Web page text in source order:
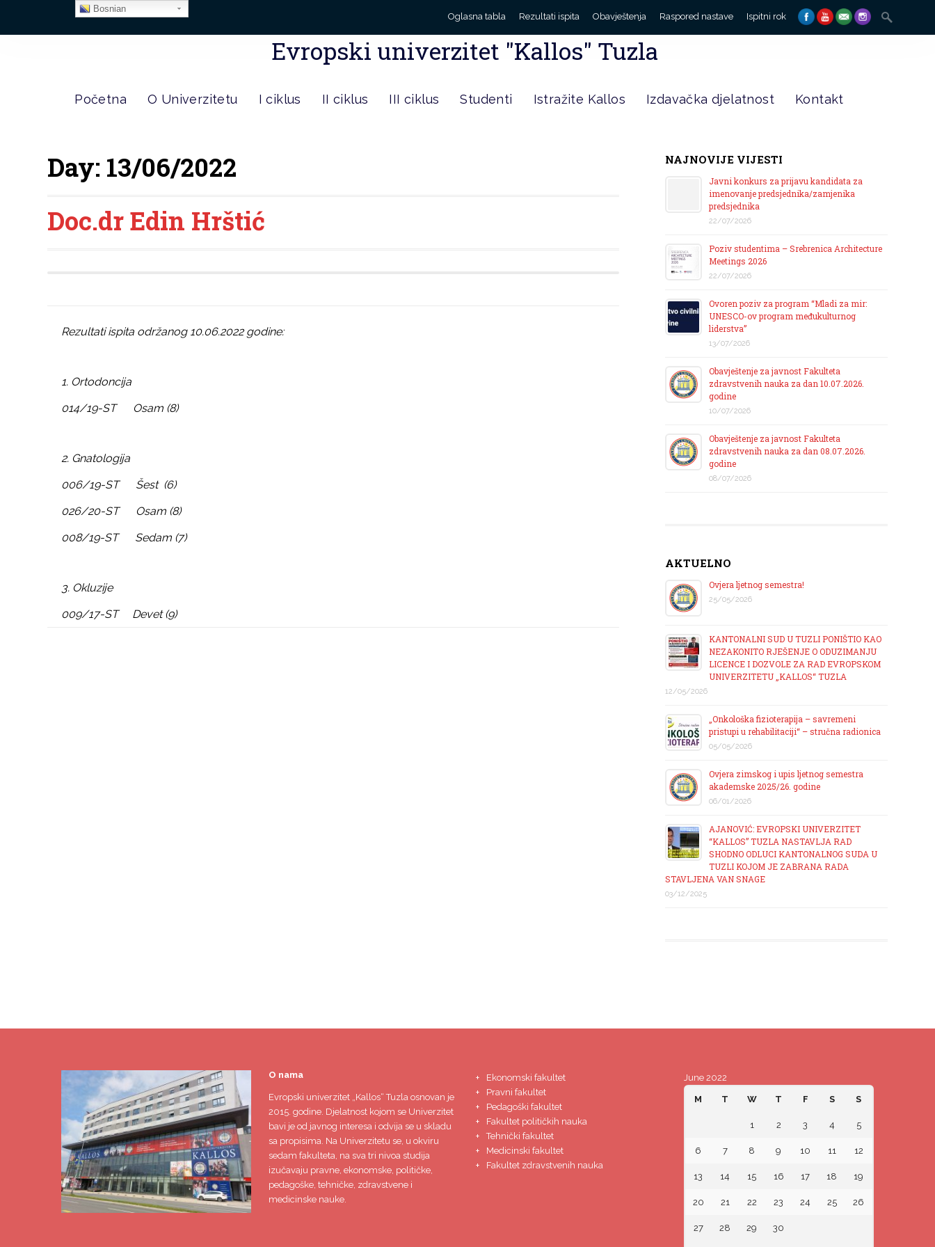
Oglasna tabla Rezultati ispita Obavještenja Raspored nastave Ispitni rok
Search
for:
Evropski univerzitet "Kallos" Tuzla
Početna O Univerzitetu I ciklus II ciklus III ciklus Studenti Istražite Kallos Izdavačka djelatnost Kontakt
Day: 13/06/2022
Doc.dr Edin Hrštić
Rezultati ispita održanog 10.06.2022 godine:
1. Ortodoncija
014/19-ST Osam (8)
2. Gnatologija
006/19-ST Šest (6)
026/20-ST Osam (8)
008/19-ST Sedam (7)
3. Okluzije
009/17-ST Devet (9)
NAJNOVIJE VIJESTI
Javni konkurs za prijavu kandidata za
imenovanje predsjednika/zamjenika
predsjednika
22/07/2026
Poziv studentima – Srebrenica Architecture
Meetings 2026
22/07/2026
Ovoren poziv za program “Mladi za mir:
UNESCO-ov program međukulturnog
liderstva”
13/07/2026
Obavještenje za javnost Fakulteta
zdravstvenih nauka za dan 10.07.2026.
godine
10/07/2026
Obavještenje za javnost Fakulteta
zdravstvenih nauka za dan 08.07.2026.
godine
08/07/2026
AKTUELNO
Ovjera ljetnog semestra!
25/05/2026
KANTONALNI SUD U TUZLI PONIŠTIO KAO
NEZAKONITO RJEŠENJE O ODUZIMANJU
LICENCE I DOZVOLE ZA RAD EVROPSKOM
UNIVERZITETU „KALLOS“ TUZLA
12/05/2026
„Onkološka fizioterapija – savremeni
pristupi u rehabilitaciji“ – stručna radionica
05/05/2026
Ovjera zimskog i upis ljetnog semestra
akademske 2025/26. godine
06/01/2026
AJANOVIĆ: EVROPSKI UNIVERZITET
“KALLOS” TUZLA NASTAVLJA RAD
SHODNO ODLUCI KANTONALNOG SUDA U
TUZLI KOJOM JE ZABRANA RADA
STAVLJENA VAN SNAGE
03/12/2025
O nama
Evropski univerzitet „Kallos“ Tuzlaosnovan je
2015. godine. Djelatnost kojom se Univerzitet
bavi je od javnog interesa i odvija se u skladu
sa propisima. Na Univerzitetu se, u okviru
sedam fakulteta, na sva tri nivoa studija
izučavaju pravne, ekonomske, političke,
pedagoške, tehničke, zdravstvene i
medicinske nauke.
Ekonomski fakultet
Pravni fakultet
Pedagoški fakultet
Fakultet političkih nauka
Tehnički fakultet
Medicinski fakultet
Fakultet zdravstvenih nauka
June 2022
M T W T F S S
1 2 3 4 5
6 7 8 9 10 11 12
13 14 15 16 17 18 19
20 21 22 23 24 25 26
27 28 29 30
Bosnian